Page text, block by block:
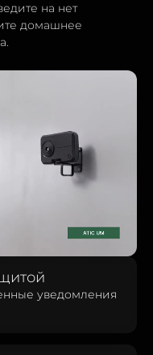
на нет
домашнее
уведомления